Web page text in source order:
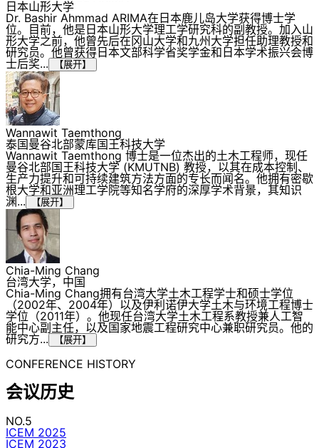
日本山形大学
Dr. Bashir Ahmmad ARIMA在日本鹿儿岛大学获得博士学
位。目前，他是日本山形大学理工学研究科的副教授。加入山
形大学之前，他曾先后在冈山大学和九州大学担任助理教授和
研究员。他曾获得日本文部科学省奖学金和日本学术振兴会博
士后奖...
【展开】
Wannawit Taemthong
泰国曼谷北部蒙库国王科技大学
Wannawit Taemthong 博士是一位杰出的土木工程师，现任
曼谷北部国王科技大学 (KMUTNB) 教授，以其在成本控制、
生产力提升和可持续建筑方法方面的专长而闻名。他拥有密歇
根大学和亚洲理工学院等知名学府的深厚学术背景，其知识
渊...
【展开】
Chia-Ming Chang
台湾大学，中国
Chia-Ming Chang拥有台湾大学土木工程学士和硕士学位
（2002年、2004年）以及伊利诺伊大学土木与环境工程博士
学位（2011年）。他现任台湾大学土木工程系教授兼人工智
能中心副主任，以及国家地震工程研究中心兼职研究员。他的
研究方...
【展开】
CONFERENCE HISTORY
会议历史
NO.5
ICEM 2025
ICEM 2023